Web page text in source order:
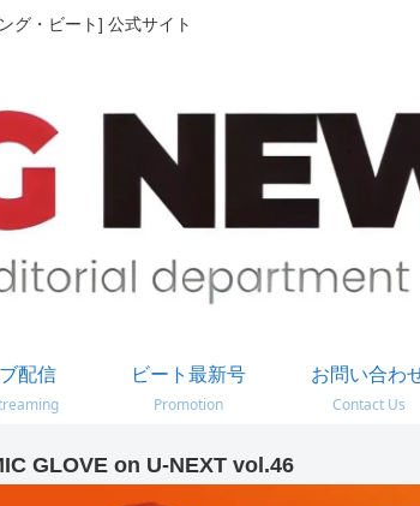
グ・ビート] 公式サイト
配信
ビート最新号
Promotion
お問い合わ
Contact Us
GLOVE on U-NEXT vol.46